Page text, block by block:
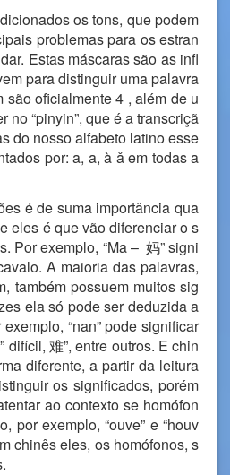
os tons, que podem
problemas para os estran
Estas máscaras são as infl
para distinguir uma palavra
são oficialmente 4 , além de u
no “pinyin”, que é a transcriçã
do nosso alfabeto latino esse
por: a, a, à ǎ em todas a
é de suma importância qua
eles é que vão diferenciar o s
Por exemplo, “Ma – 妈” signi
A maioria das palavras,
também possuem muitos sig
ela só pode ser deduzida a
“nan” pode significar
difícil, 难”, entre outros. E chin
diferente, a partir da leitura
os significados, porém
ao contexto se homófon
por exemplo, “ouve” e “houv
chinês eles, os homófonos, s